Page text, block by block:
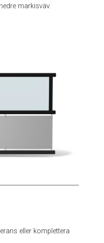
markisväv.
eller komplettera